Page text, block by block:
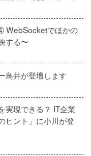
WebSocketでほかの
する〜
鳥井が登壇します
実現できる？ IT企業
ヒント」に小川が登